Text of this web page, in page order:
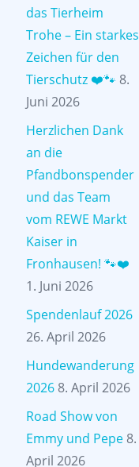
das Tierheim
Trohe – Ein starkes
Zeichen für den
Tierschutz ❤️🐾 8.
Juni 2026
Herzlichen Dank
an die
Pfandbonspender
und das Team
vom REWE Markt
Kaiser in
Fronhausen! 🐾❤️
1. Juni 2026
Spendenlauf 2026
26. April 2026
Hundewanderung
2026 8. April 2026
Road Show von
Emmy und Pepe 8.
April 2026